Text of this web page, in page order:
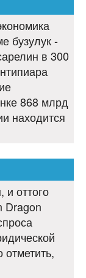
бузулук -
в 300
868 млрд
находится
и оттого
Dragon
отметить,